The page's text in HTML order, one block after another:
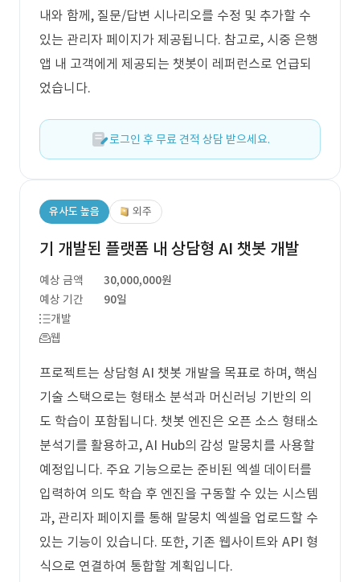
내와 함께, 질문/답변 시나리오를 수정 및 추가할 수
있는 관리자 페이지가 제공됩니다. 참고로, 시중 은행
앱 내 고객에게 제공되는 챗봇이 레퍼런스로 언급되
었습니다.
로그인 후 무료 견적 상담 받으세요.
유사도 높음 외주
기 개발된 플랫폼 내 상담형 AI 챗봇 개발
예상 금액
30,000,000원
예상 기간
90일
개발
웹
프로젝트는 상담형 AI 챗봇 개발을 목표로 하며, 핵심
기술 스택으로는 형태소 분석과 머신러닝 기반의 의
도 학습이 포함됩니다. 챗봇 엔진은 오픈 소스 형태소
분석기를 활용하고, AI Hub의 감성 말뭉치를 사용할
예정입니다. 주요 기능으로는 준비된 엑셀 데이터를
입력하여 의도 학습 후 엔진을 구동할 수 있는 시스템
과, 관리자 페이지를 통해 말뭉치 엑셀을 업로드할 수
있는 기능이 있습니다. 또한, 기존 웹사이트와 API 형
식으로 연결하여 통합할 계획입니다.